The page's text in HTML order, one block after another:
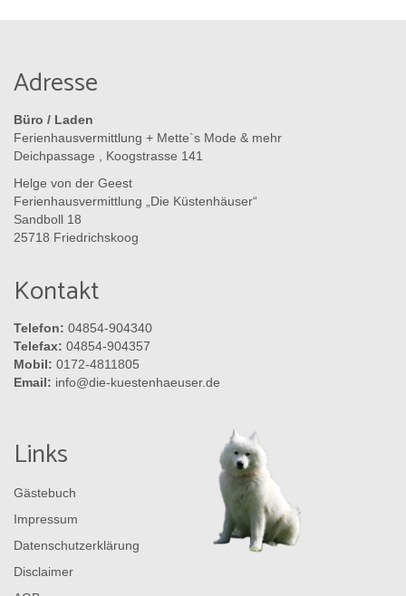
Adresse
Büro / Laden
Ferienhausvermittlung + Mette`s Mode & mehr
Deichpassage , Koogstrasse 141
Helge von der Geest
Ferienhausvermittlung „Die Küstenhäuser“
Sandboll 18
25718 Friedrichskoog
Kontakt
Telefon: 04854-904340
Telefax: 04854-904357
Mobil: 0172-4811805
Email: info@die-kuestenhaeuser.de
Links
Gästebuch
Impressum
Datenschutzerklärung
Disclaimer